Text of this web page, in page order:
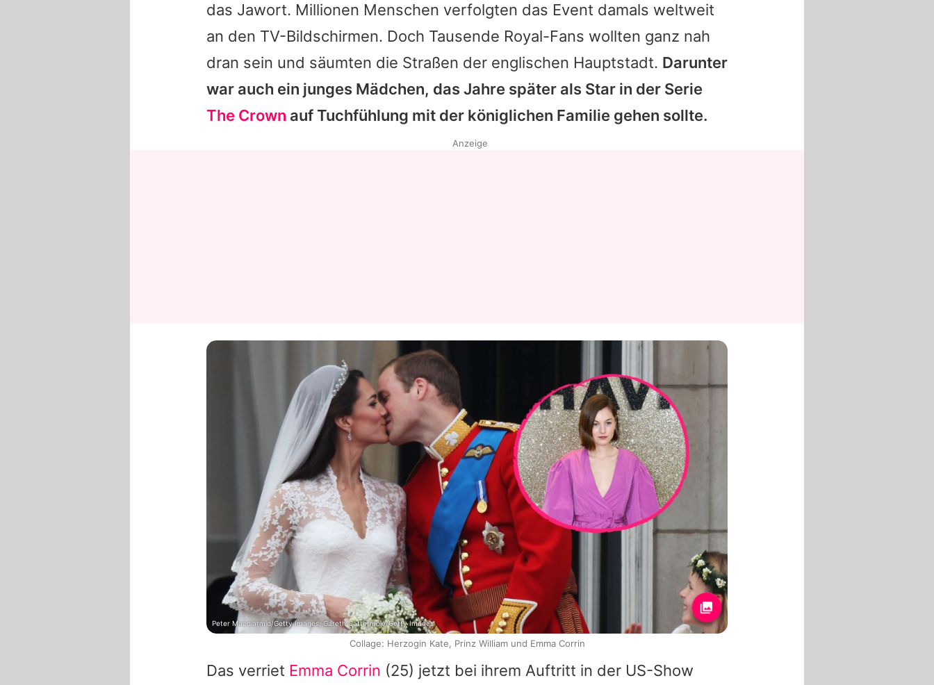
das Jawort. Millionen Menschen verfolgten das Event damals weltweit
an den TV-Bildschirmen. Doch Tausende Royal-Fans wollten ganz nah
dran sein und säumten die Straßen der englischen Hauptstadt. Darunter
war auch ein junges Mädchen, das Jahre später als Star in der Serie
The Crown auf Tuchfühlung mit der königlichen Familie gehen sollte.
Das verriet Emma Corrin (25) jetzt bei ihrem Auftritt in der US-Show
Anzeige
Peter Macdiarmid/Getty Images, Gareth Cattermole/Getty Images
Collage: Herzogin Kate, Prinz William und Emma Corrin